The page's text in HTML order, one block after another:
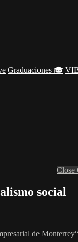
Graduaciones 🎓
Close
social
de